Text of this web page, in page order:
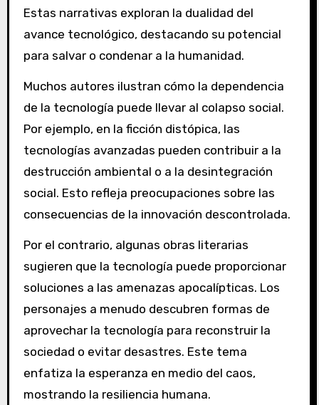
Estas narrativas exploran la dualidad del
avance tecnológico, destacando su potencial
para salvar o condenar a la humanidad.
Muchos autores ilustran cómo la dependencia
de la tecnología puede llevar al colapso social.
Por ejemplo, en la ficción distópica, las
tecnologías avanzadas pueden contribuir a la
destrucción ambiental o a la desintegración
social. Esto refleja preocupaciones sobre las
consecuencias de la innovación descontrolada.
Por el contrario, algunas obras literarias
sugieren que la tecnología puede proporcionar
soluciones a las amenazas apocalípticas. Los
personajes a menudo descubren formas de
aprovechar la tecnología para reconstruir la
sociedad o evitar desastres. Este tema
enfatiza la esperanza en medio del caos,
mostrando la resiliencia humana.